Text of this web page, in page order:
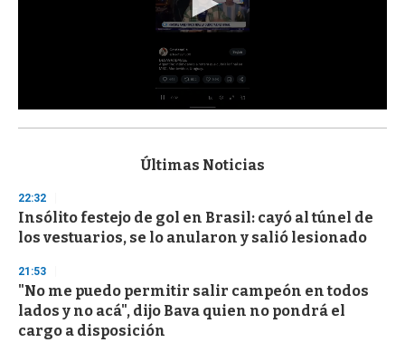
s
d
s
o
f
3
s
e
c
o
Últimas Noticias
22:32
Insólito festejo de gol en Brasil: cayó al túnel de
los vestuarios, se lo anularon y salió lesionado
21:53
"No me puedo permitir salir campeón en todos
lados y no acá", dijo Bava quien no pondrá el
cargo a disposición